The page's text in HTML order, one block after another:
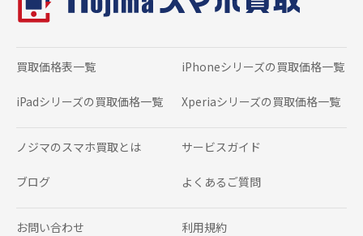
買取価格表一覧 iPhoneシリーズの 買取価格一覧
iPadシリーズの 買取価格一覧 Xperiaシリーズの 買取価格一覧
ノジマのスマホ買取とは サービスガイド
ブログ よくあるご質問
お問い合わせ 利用規約